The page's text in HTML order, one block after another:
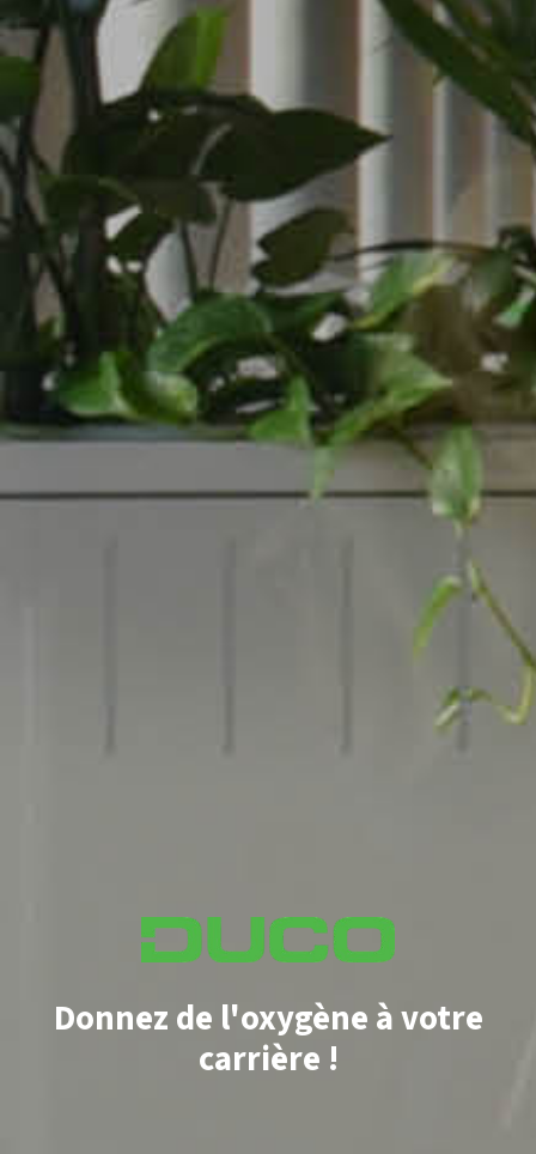
Donnez de l'oxygène à votre
carrière !